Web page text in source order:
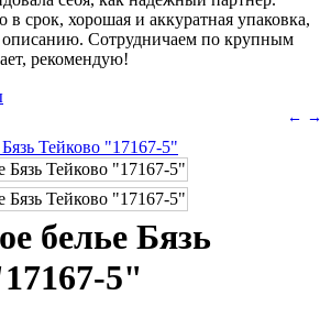
в срок, хорошая и аккуратная упаковка,
описанию. Сотрудничаем по крупным
рекомендую!
← →
белье Бязь
5"